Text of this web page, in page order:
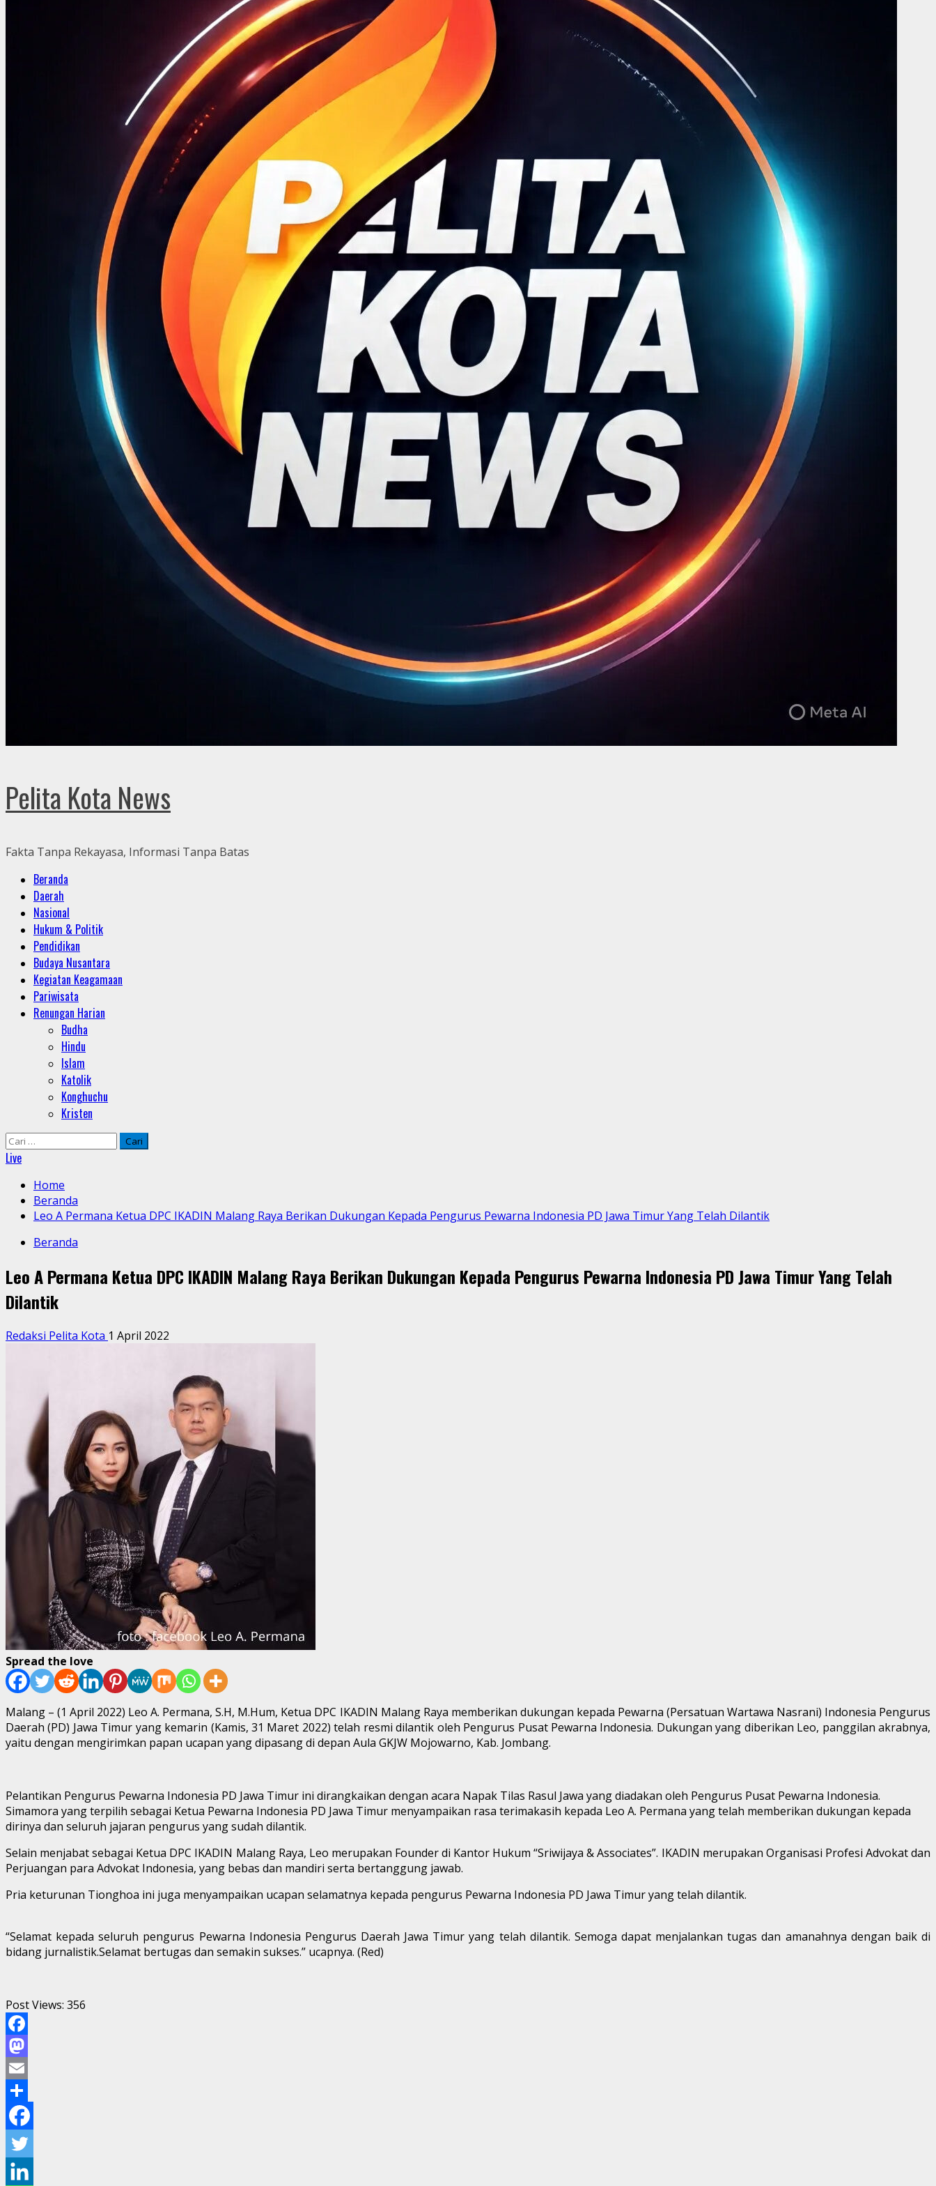
Pelita Kota News
Fakta Tanpa Rekayasa, Informasi Tanpa Batas
Primary
Menu
Beranda
Daerah
Nasional
Hukum & Politik
Pendidikan
Budaya Nusantara
Kegiatan Keagamaan
Pariwisata
Renungan Harian
Budha
Hindu
Islam
Katolik
Konghuchu
Kristen
Cari
untuk:
Live
Home
Beranda
Leo A Permana Ketua DPC IKADIN Malang Raya Berikan Dukungan Kepada Pengurus Pewarna Indonesia PD Jawa Timur Yang Telah Dilantik
Beranda
Leo A Permana Ketua DPC IKADIN Malang Raya Berikan Dukungan Kepada Pengurus Pewarna Indonesia PD Jawa Timur Yang Telah
Dilantik
Redaksi Pelita Kota 1 April 2022
Spread the love
Malang – (1 April 2022) Leo A. Permana, S.H, M.Hum, Ketua DPC IKADIN Malang Raya memberikan dukungan kepada Pewarna (Persatuan Wartawa Nasrani) Indonesia Pengurus
Daerah (PD) Jawa Timur yang kemarin (Kamis, 31 Maret 2022) telah resmi dilantik oleh Pengurus Pusat Pewarna Indonesia. Dukungan yang diberikan Leo, panggilan akrabnya,
yaitu dengan mengirimkan papan ucapan yang dipasang di depan Aula GKJW Mojowarno, Kab. Jombang.
Pelantikan Pengurus Pewarna Indonesia PD Jawa Timur ini dirangkaikan dengan acara Napak Tilas Rasul Jawa yang diadakan oleh Pengurus Pusat Pewarna Indonesia.
Simamora yang terpilih sebagai Ketua Pewarna Indonesia PD Jawa Timur menyampaikan rasa terimakasih kepada Leo A. Permana yang telah memberikan dukungan kepada
dirinya dan seluruh jajaran pengurus yang sudah dilantik.
Selain menjabat sebagai Ketua DPC IKADIN Malang Raya, Leo merupakan Founder di Kantor Hukum “Sriwijaya & Associates”. IKADIN merupakan Organisasi Profesi Advokat dan
Perjuangan para Advokat Indonesia, yang bebas dan mandiri serta bertanggung jawab.
Pria keturunan Tionghoa ini juga menyampaikan ucapan selamatnya kepada pengurus Pewarna Indonesia PD Jawa Timur yang telah dilantik.
“Selamat kepada seluruh pengurus Pewarna Indonesia Pengurus Daerah Jawa Timur yang telah dilantik. Semoga dapat menjalankan tugas dan amanahnya dengan baik di
bidang jurnalistik.Selamat bertugas dan semakin sukses.” ucapnya. (Red)
Post Views: 356
Facebook
Mastodon
Email
Share